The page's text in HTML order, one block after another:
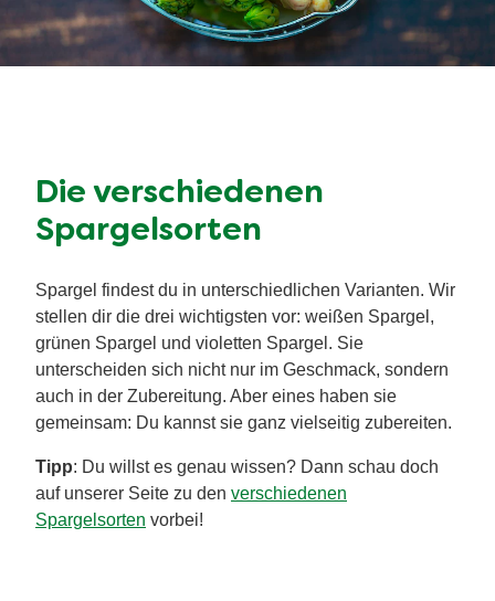
Die verschiedenen
Spargelsorten
Spargel findest du in unterschiedlichen Varianten. Wir
stellen dir die drei wichtigsten vor: weißen Spargel,
grünen Spargel und violetten Spargel. Sie
unterscheiden sich nicht nur im Geschmack, sondern
auch in der Zubereitung. Aber eines haben sie
gemeinsam: Du kannst sie ganz vielseitig zubereiten.
Tipp: Du willst es genau wissen? Dann schau doch
auf unserer Seite zu den verschiedenen
Spargelsorten vorbei!